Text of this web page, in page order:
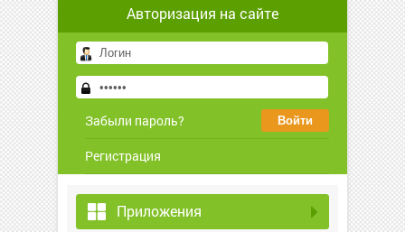
Авторизация на сайте
Забыли пароль?
Регистрация
Приложения